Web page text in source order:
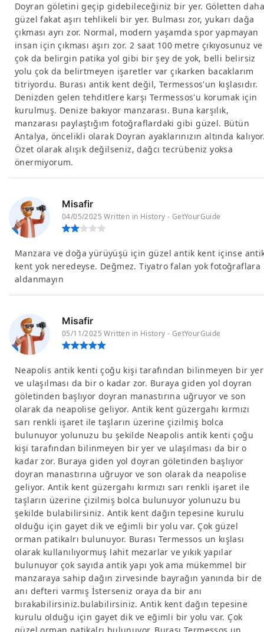
Doyran göletini geçip gidebileceğiniz bir yer. Göletten daha
güzel fakat aşırı tehlikeli bir yer. Bulması zor, yukarı dağa
çıkması ayrı zor. Normal, modern yaşamda spor yapmayan
insan için çıkması aşırı zor. 2 saat 100 metre çıkıyosunuz ve
çok da belirgin patika yol gibi bir şey de yok, belli belirsiz
yolu çok da belirtmeyen işaretler var çıkarken bacaklarım
titriyordu. Burası antik kent değil, Termessos'un kışlasıdır.
Denizden gelen tehditlere karşı Termessos'u korumak için
kurulmuş. Denize bakıyor manzarası. Buna karşılık,
manzarası paylaştığım fotoğraflardaki gibi güzel. Bütün
Antalya, öncelikli olarak Doyran ayaklarınızın altında
Özet olarak alışık değilseniz, dağcı tecrübeniz yoksa
önermiyorum.
Misafir
04/05/2025 Written in History - GetYourGuide
Manzara ve doğa yürüyüşü için güzel antik kent içinse
kent yok neredeyse. Değmez. Tiyatro falan yok fotoğraflara
aldanmayın
Misafir
05/11/2025 Written in History - GetYourGuide
Neapolis antik kenti çoğu kişi tarafından bilinmeyen bir yer
ve ulaşılması da bir o kadar zor. Buraya giden yol doyran
göletinden başlıyor doyran manastırına uğruyor ve son
olarak da neapolise geliyor. Antik kent güzergahı kırmızı
sarı renkli işaret ile taşların üzerine çizilmiş bolca
bulunuyor yolunuzu bu şekilde Neapolis antik kenti çoğu
kişi tarafından bilinmeyen bir yer ve ulaşılması da bir o
kadar zor. Buraya giden yol doyran göletinden başlıyor
doyran manastırına uğruyor ve son olarak da neapolise
geliyor. Antik kent güzergahı kırmızı sarı renkli işaret ile
taşların üzerine çizilmiş bolca bulunuyor yolunuzu bu
şekilde bulabilirsiniz. Antik kent dağın tepesine kurulu
olduğu için gayet dik ve eğimli bir yolu var. Çok güzel
orman patikalrı bulunuyor. Burası Termessos un kışlası
olarak kullanılıyormuş lahit mezarlar ve yıkık yapılar
bulunuyor çok sayıda antik yapı yok ama mükemmel bir
manzaraya sahip dağın zirvesinde bayrağın yanında bir de
anı defteri varmış İsterseniz oraya da bir anı
bırakabilirsiniz.bulabilirsiniz. Antik kent dağın tepesine
kurulu olduğu için gayet dik ve eğimli bir yolu var. Çok